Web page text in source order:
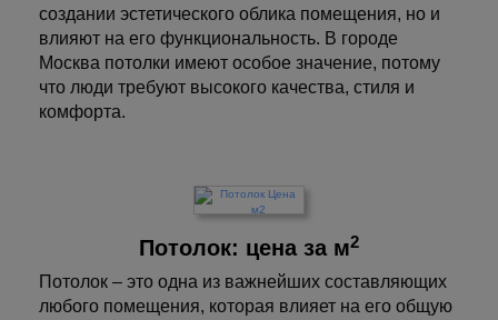
создании эстетического облика помещения, но и
влияют на его функциональность. В городе
Москва потолки имеют особое значение, потому
что люди требуют высокого качества, стиля и
комфорта.
Потолок: цена за м2
Потолок – это одна из важнейших составляющих
любого помещения, которая влияет на его общую